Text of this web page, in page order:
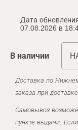
Дата
07.08.2026 в
В наличии
Доставка по
заказа при
Самовывоз
пункте выдачи.